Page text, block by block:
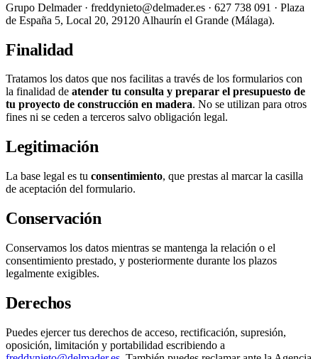
Grupo Delmader · freddynieto@delmader.es · 627 738 091 · Plaza
de España 5, Local 20, 29120 Alhaurín el Grande (Málaga).
Finalidad
Tratamos los datos que nos facilitas a través de los formularios con
la finalidad de atender tu consulta y preparar el presupuesto de
tu proyecto de construcción en madera. No se utilizan para otros
fines ni se ceden a terceros salvo obligación legal.
Legitimación
La base legal es tu consentimiento, que prestas al marcar la casilla
de aceptación del formulario.
Conservación
Conservamos los datos mientras se mantenga la relación o el
consentimiento prestado, y posteriormente durante los plazos
legalmente exigibles.
Derechos
Puedes ejercer tus derechos de acceso, rectificación, supresión,
oposición, limitación y portabilidad escribiendo a